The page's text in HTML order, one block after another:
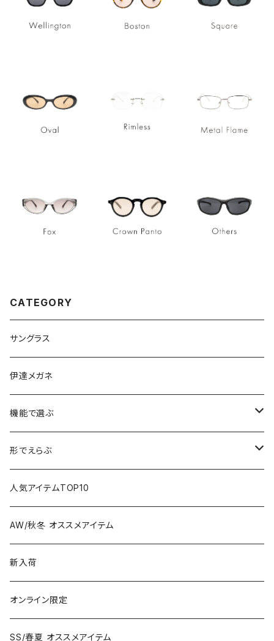
CATEGORY
サングラス
伊達メガネ
機能で選ぶ
偏光レンズ
色が変わるレンズ
形でえらぶ
Wellington
Boston
Square
Oval
Fox
人気アイテムTOP10
AW/秋冬 オススメアイテム
新入荷
オンライン限定
SS/春夏 オススメアイテム